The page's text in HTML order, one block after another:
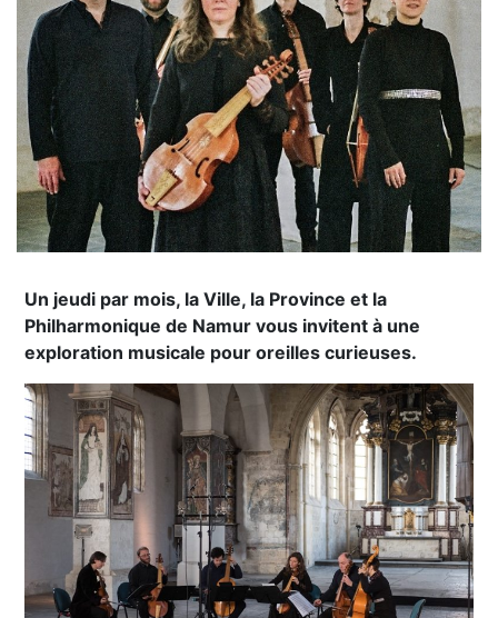
Un jeudi par mois, la Ville, la Province et la
Philharmonique de Namur vous invitent à une
exploration musicale pour oreilles curieuses.